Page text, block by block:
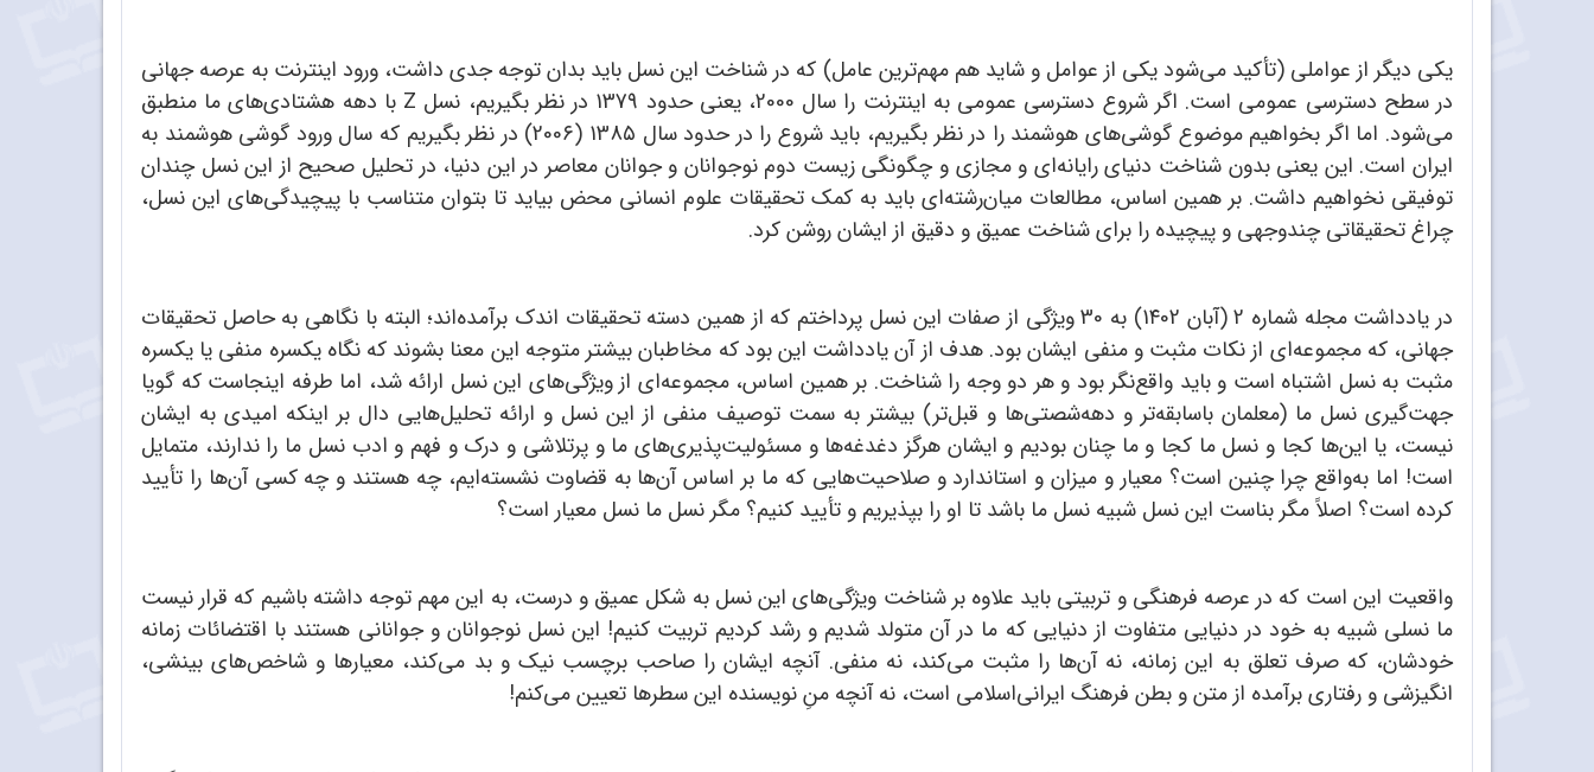
یکی دیگر از عواملی (تأکید می‌شود یکی از عوامل و شاید هم مهم‌ترین عامل) که در شناخت این نسل باید بدان توجه جدی داشت، ورود اینترنت به عرصه جهانی
در سطح دسترسی عمومی است. اگر شروع دسترسی عمومی به اینترنت را سال 2000، یعنی حدود 1379 در نظر بگیریم، نسل Z با دهه هشتادی‌های ما منطبق
می‌شود. اما اگر بخواهیم موضوع گوشی‌های هوشمند را در نظر بگیریم، باید شروع را در حدود سال 138۵ (200۶) در نظر بگیریم که سال ورود گوشی هوشمند به
ایران است. این یعنی بدون شناخت دنیای رایانه‌ای و مجازی و چگونگی زیست دوم نوجوانان و جوانان معاصر در این دنیا، در تحلیل صحیح از این نسل چندان
توفیقی نخواهیم داشت. بر همین اساس، مطالعات میان‌رشته‌ای باید به کمک تحقیقات علوم انسانی محض بیاید تا بتوان متناسب با پیچیدگی‌های این نسل،
چراغ تحقیقاتی چندوجهی و پیچیده را برای شناخت عمیق و دقیق از ایشان روشن کرد.
در یادداشت مجله شماره 2 (آبان 1۴02) به 30 ویژگی از صفات این نسل پرداختم که از همین دسته تحقیقات اندک برآمده‌اند؛ البته با نگاهی به حاصل تحقیقات
جهانی، که مجموعه‌ای از نکات مثبت و منفی ایشان بود. هدف از آن یادداشت این بود که مخاطبان بیشتر متوجه این معنا بشوند که نگاه یکسره منفی یا یکسره
مثبت به نسل اشتباه است و باید واقع‌نگر بود و هر دو وجه را شناخت. بر همین اساس، مجموعه‌ای از ویژگی‌های این نسل ارائه شد، اما طرفه اینجاست که گویا
جهت‌گیری نسل ما (معلمان باسابقه‌تر و دهه‌شصتی‌ها و قبل‌تر) بیشتر به سمت توصیف منفی از این نسل و ارائه تحلیل‌هایی دال بر اینکه امیدی به ایشان
نیست، یا این‌ها کجا و نسل ما کجا و ما چنان بودیم و ایشان هرگز دغدغه‌ها و مسئولیت‌پذیری‌های ما و پرتلاشی و درک و فهم و ادب نسل ما را ندارند، متمایل
است! اما به‌واقع چرا چنین است؟ معیار و میزان و استاندارد و صلاحیت‌هایی که ما بر اساس آن‌ها به قضاوت نشسته‌ایم، چه هستند و چه کسی آن‌ها را تأیید
کرده است؟ اصلاً مگر بناست این نسل شبیه نسل ما باشد تا او را بپذیریم و تأیید کنیم؟ مگر نسل ما نسل معیار است؟
واقعیت این است که در عرصه فرهنگی و تربیتی باید علاوه بر شناخت ویژگی‌های این نسل به شکل عمیق و درست، به این مهم توجه داشته باشیم که قرار نیست
ما نسلی شبیه به خود در دنیایی متفاوت از دنیایی که ما در آن متولد شدیم و رشد کردیم تربیت کنیم! این نسل نوجوانان و جوانانی هستند با اقتضائات زمانه
خودشان، که صرف تعلق به این زمانه، نه آن‌ها را مثبت می‌کند، نه منفی. آنچه ایشان را صاحب برچسب نیک و بد می‌کند، معیارها و شاخص‌های بینشی،
انگیزشی و رفتاری برآمده از متن و بطن فرهنگ ایرانی‌اسلامی است، نه آنچه منِ نویسنده این سطر‌ها تعیین می‌کنم!